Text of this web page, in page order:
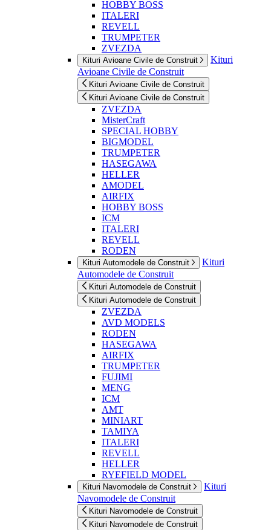
HOBBY BOSS
ITALERI
REVELL
TRUMPETER
ZVEZDA
Kituri Avioane Civile de Construit
Kituri
Avioane Civile de Construit
Kituri Avioane Civile de Construit
Kituri Avioane Civile de Construit
ZVEZDA
MisterCraft
SPECIAL HOBBY
BIGMODEL
TRUMPETER
HASEGAWA
HELLER
AMODEL
AIRFIX
HOBBY BOSS
ICM
ITALERI
REVELL
RODEN
Kituri Automodele de Construit
Kituri
Automodele de Construit
Kituri Automodele de Construit
Kituri Automodele de Construit
ZVEZDA
AVD MODELS
RODEN
HASEGAWA
AIRFIX
TRUMPETER
FUJIMI
MENG
ICM
AMT
MINIART
TAMIYA
ITALERI
REVELL
HELLER
RYEFIELD MODEL
Kituri Navomodele de Construit
Kituri
Navomodele de Construit
Kituri Navomodele de Construit
Kituri Navomodele de Construit